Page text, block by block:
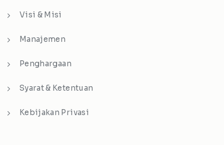
Visi & Misi
Manajemen
Penghargaan
Syarat & Ketentuan
Kebijakan Privasi